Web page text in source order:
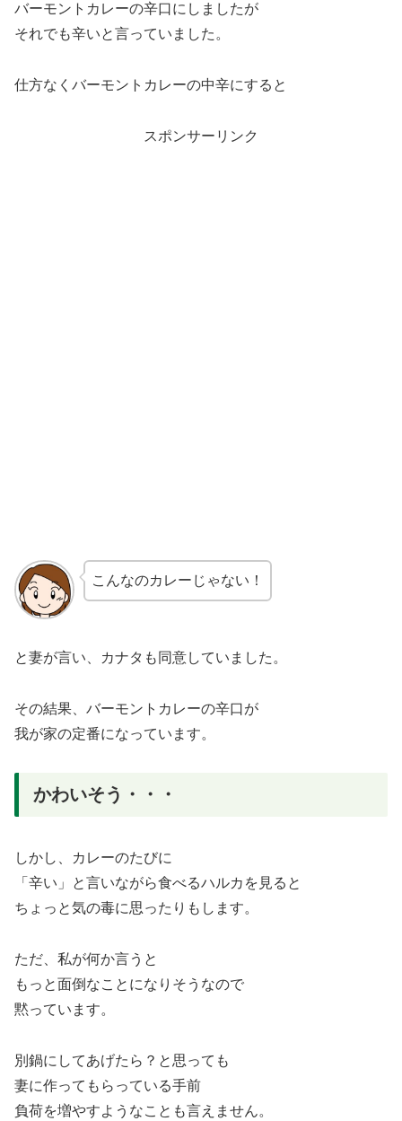
バーモントカレーの辛口にしましたが
それでも辛いと言っていました。
仕方なくバーモントカレーの中辛にすると
スポンサーリンク
こんなのカレーじゃない！
と妻が言い、カナタも同意していました。
その結果、バーモントカレーの辛口が
我が家の定番になっています。
かわいそう・・・
しかし、カレーのたびに
「辛い」と言いながら食べるハルカを見ると
ちょっと気の毒に思ったりもします。
ただ、私が何か言うと
もっと面倒なことになりそうなので
黙っています。
別鍋にしてあげたら？と思っても
妻に作ってもらっている手前
負荷を増やすようなことも言えません。